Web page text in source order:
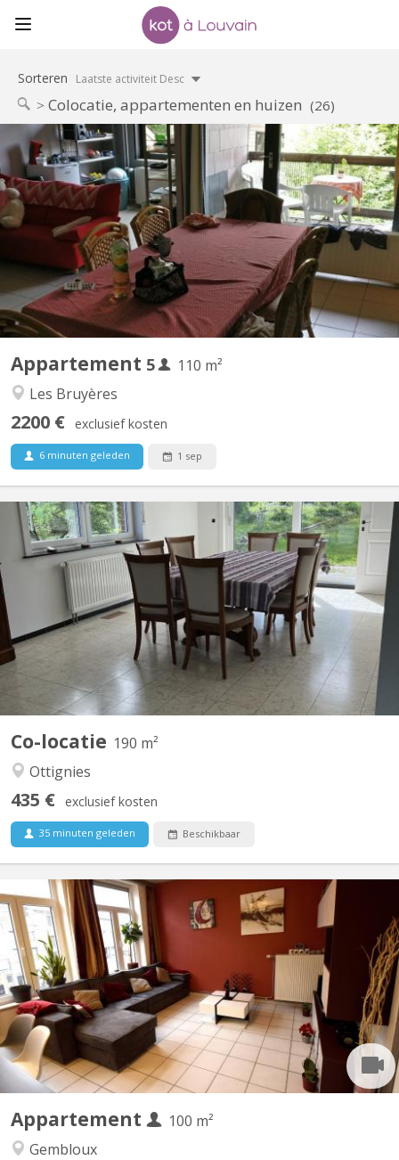
Sorteren Laatste activiteit Desc
Colocatie, appartementen en huizen (26)
Appartement 5
110 m²
Les Bruyères
2200 € exclusief kosten
6 minuten geleden 1 sep
KV 1793
Appartement meublé 5 chambres Quartier des Bruyères, à 1348
Louvain-la-Neuve, à 150 m de la Place Montesquieu (proximité
centre et facilités). Appartement de 110 m2 pour 5 étudiant(e)s
solidaires, non-fumeurs : 5 chambres, hall, cuisine équipée,
remise, salle de bain avec WC, terrasse, salle...
Co-locatie 190 m²
Ottignies
435 € exclusief kosten
35 minuten geleden Beschikbaar
KV 2122
Luxe gedeeld appartement van 200 m² in Vieusart • 200 m² lichte,
volledig uitgeruste ruimte • Grote tuin op het zuiden + terras • 3
ruime slaapkamers van 18 m² • Rustige buurt in de buurt van
Louvain-la-Neuve • Parkeerplaatsen voor het huis 3 kamers
beschikbaar 18 m² Elke kamer is...
Appartement
100 m²
Gembloux
KV 1926
Belle Coloc en plein centre, au calme, non loin de la gare, près
des commerces et à une minute de la faculté d'agronomie vous
bénéficierez d'un lit double et un bureau dans une chambre avec
vue sur jardin. Salle de bain spacieuse. Cuisine ouverte donnant
sur le séjour. Touts deux moderne et très...